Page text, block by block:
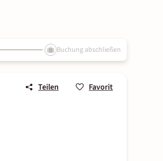
Buchung abschließen
Teilen Favorit